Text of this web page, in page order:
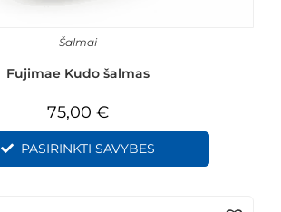
Šalmai
Fujimae Kudo šalmas
75,00 €
PASIRINKTI SAVYBES